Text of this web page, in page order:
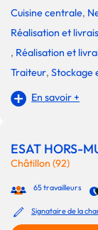
Cuisine centrale,
Réalisation et
, Réalisation et
Traiteur, Stockage
En savoir +
ESAT HORS-
Châtillon (92)
65 travailleurs
Signataire de la